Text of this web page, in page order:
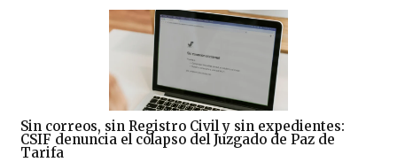
Sin correos, sin Registro Civil y sin expedientes:
CSIF denuncia el colapso del Juzgado de Paz de
Tarifa